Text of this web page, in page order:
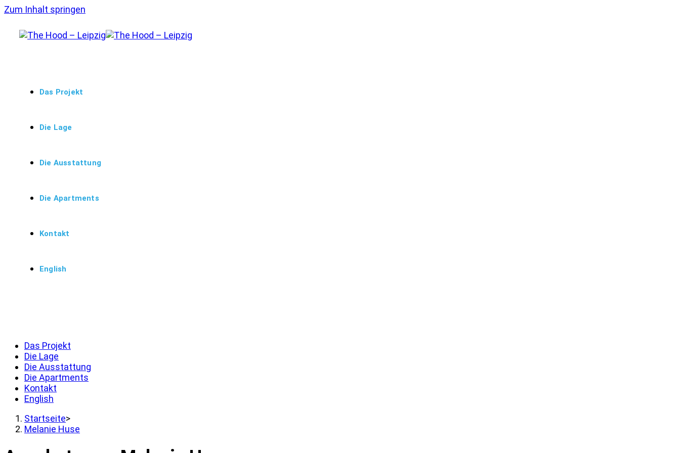
Zum Inhalt springen
Das Projekt
Die Lage
Die Ausstattung
Die Apartments
Kontakt
English
Das Projekt
Die Lage
Die Ausstattung
Die Apartments
Kontakt
English
Startseite>
Melanie Huse